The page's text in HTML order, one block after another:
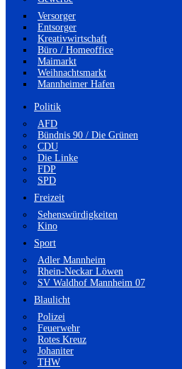
Versorger
Entsorger
Kreativwirtschaft
Büro / Homeoffice
Maimarkt
Weihnachtsmarkt
Mannheimer Hafen
Politik
AFD
Bündnis 90 / Die Grünen
CDU
Die Linke
FDP
SPD
Freizeit
Sehenswürdigkeiten
Kino
Sport
Adler Mannheim
Rhein-Neckar Löwen
SV Waldhof Mannheim 07
Blaulicht
Polizei
Feuerwehr
Rotes Kreuz
Johaniter
THW